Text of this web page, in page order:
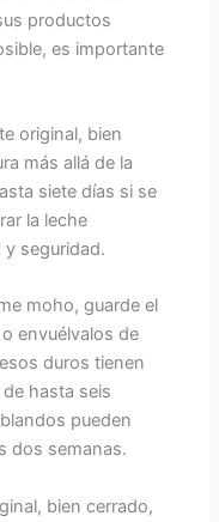
productos
es importante
original, bien
más allá de la
siete días si se
la leche
y seguridad.
moho, guarde el
envuélvalos de
duros tienen
hasta seis
pueden
dos semanas.
bien cerrado,